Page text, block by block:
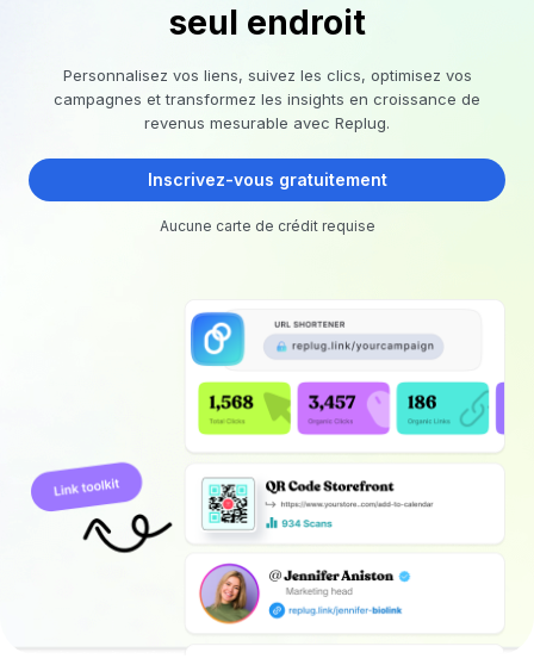
seul endroit
Personnalisez vos liens, suivez les clics, optimisez vos
campagnes et transformez les insights en croissance de
revenus mesurable avec Replug.
Inscrivez-vous gratuitement
Aucune carte de crédit requise